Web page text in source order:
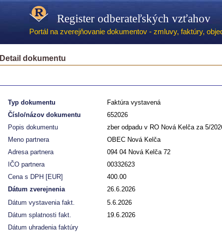
Register odberateľských vzťahov
Portál na zverejňovanie dokumentov - zmluvy, faktúry,
Detail dokumentu
Typ dokumentu
Faktúra vystavená
Číslo/názov dokumentu
652026
Popis dokumentu
zber odpadu v RO Nová Kelča za 5/
Meno partnera
OBEC Nová Kelča
Adresa partnera
094 04 Nová Kelča 72
IČO partnera
00332623
Cena s DPH [EUR]
400.00
Dátum zverejnenia
26.6.2026
Dátum vystavenia fakt.
5.6.2026
Dátum splatnosti fakt.
19.6.2026
Dátum uhradenia faktúry